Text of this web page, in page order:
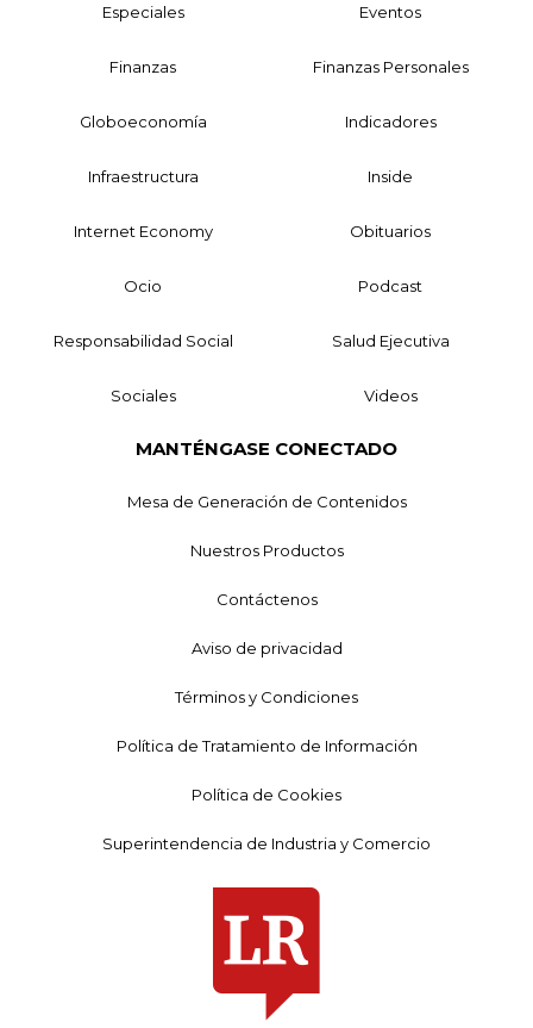
Especiales Eventos
Finanzas Finanzas Personales
Globoeconomía Indicadores
Infraestructura Inside
Internet Economy Obituarios
Ocio Podcast
Responsabilidad Social Salud Ejecutiva
Sociales Videos
MANTÉNGASE CONECTADO
Mesa de Generación de Contenidos
Nuestros Productos
Contáctenos
Aviso de privacidad
Términos y Condiciones
Política de Tratamiento de Información
Política de Cookies
Superintendencia de Industria y Comercio